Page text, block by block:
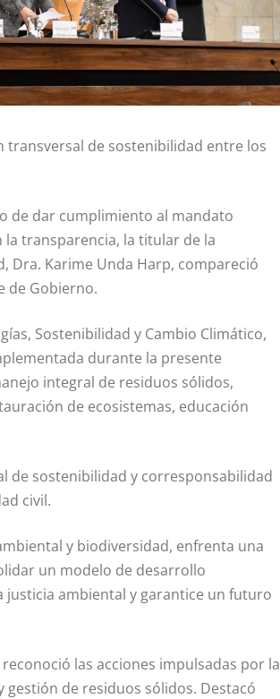
de sostenibilidad entre los
de dar cumplimiento al mandato
transparencia, la titular de la
Dra. Karime Unda Harp, compareció
de Gobierno.
Sostenibilidad y Cambio Climático,
durante la presente
integral de residuos sólidos,
de ecosistemas, educación
de sostenibilidad y corresponsabilidad
civil.
y biodiversidad, enfrenta una
un modelo de desarrollo
justicia ambiental y garantice un futuro
las acciones impulsadas por la
de residuos sólidos. Destacó